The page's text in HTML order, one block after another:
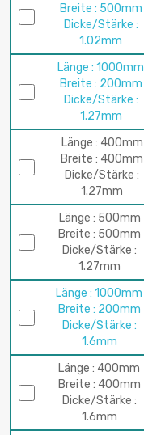
Breite : 500mm
Dicke/Stärke :
1.02mm
Länge : 1000mm
Breite : 200mm
Dicke/Stärke :
1.27mm
Länge : 400mm
Breite : 400mm
Dicke/Stärke :
1.27mm
Länge : 500mm
Breite : 500mm
Dicke/Stärke :
1.27mm
Länge : 1000mm
Breite : 200mm
Dicke/Stärke :
1.6mm
Länge : 400mm
Breite : 400mm
Dicke/Stärke :
1.6mm